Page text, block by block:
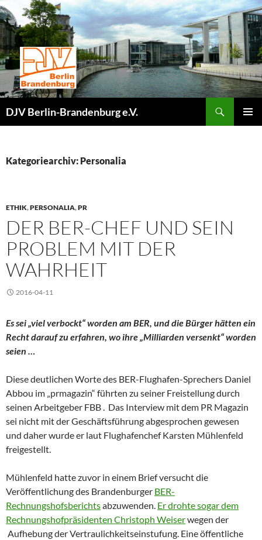
Zum
Inhalt
springen
DJV Berlin-Brandenburg e.V.
Kategoriearchiv: Personalia
ETHIK,PERSONALIA,PR
DER BER-CHEF UND SEIN
PROBLEM MIT DER
WAHRHEIT
2016-04-11
Es sei „viel verbockt“ worden am BER, und die Bürger hätten ein
Recht darauf zu erfahren, wo ihre „Milliarden versenkt“ worden
seien …
Diese deutlichen Worte des BER-Flughafen-Sprechers Daniel
Abbou im „prmagazin“ führten zu seiner Freistellung durch
seinen Arbeitgeber FBB . Das Interview mit dem PR Magazin
sei nicht mit der Geschäftsführung abgesprochen gewesen
und daher wurde er laut Flughafenchef Karsten Mühlenfeld
freigestellt.
Mühlenfeld hatte zuvor in einem Brief versucht die
Veröffentlichung des Brandenburger BER-
Rechnungshofsberichtsabzuwenden. Er drohte sogar dem
Rechnungshofpräsidenten Christoph Weiserwegen der
Aufhebung der Vertraulichkeitseinstufung. Eine öffentliche